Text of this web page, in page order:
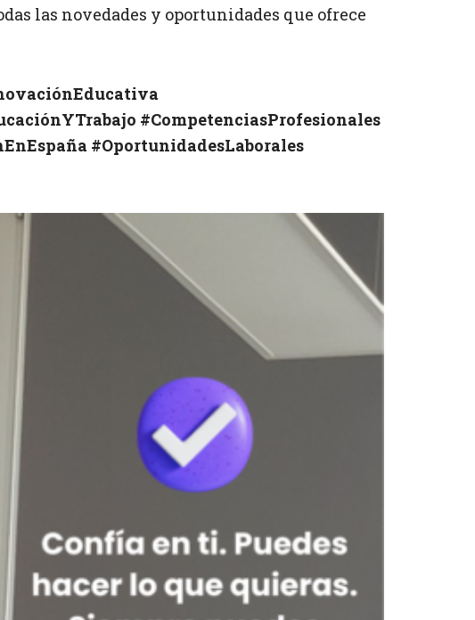
las novedades y oportunidades que ofrece
#CompetenciasProfesionales
#OportunidadesLaborales